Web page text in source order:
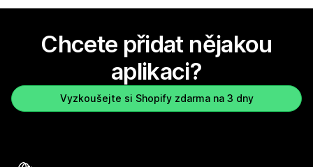
Chcete přidat nějakou
aplikaci?
Vyzkoušejte si Shopify zdarma na 3 dny